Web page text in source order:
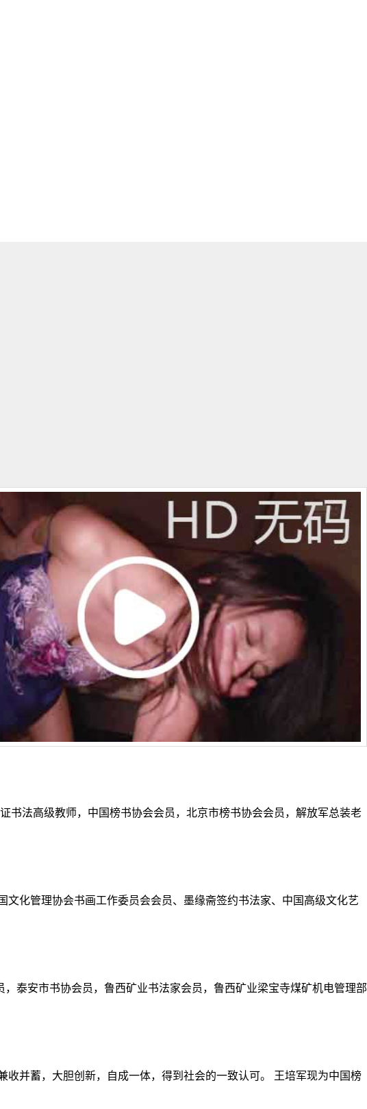
书法高级教师，中国榜书协会会员，北京市榜书协会会员，解放军总装老
化管理协会书画工作委员会会员、墨缘斋签约书法家、中国高级文化艺
泰安市书协会员，鲁西矿业书法家会员，鲁西矿业梁宝寺煤矿机电管理部
并蓄，大胆创新，自成一体，得到社会的一致认可。 王培军现为中国榜